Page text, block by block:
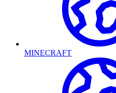
MINECRAFT